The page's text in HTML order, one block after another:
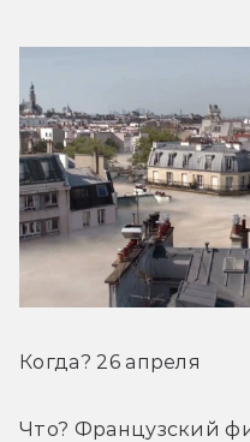
Когда? 26 апреля
Что? Французский